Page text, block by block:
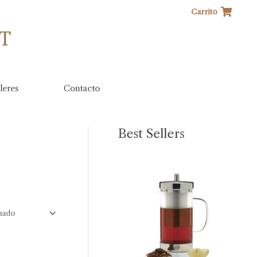
Carrito
Contacto
Best Sellers